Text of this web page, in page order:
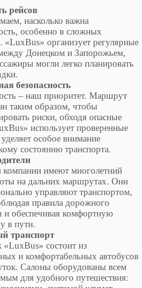
рейсов
насколько важна
особенно в сложных
«LuxBus» организует регулярные
Донецком и Запорожьем,
могли легко планировать
безопасность
– наш приоритет. Маршрут
таким образом, чтобы
риски, обходя опасные
использует проверенные
особое внимание
состоянию транспорта.
компании имеют многолетний
на дальних маршрутах. Они
управляют транспортом,
правила дорожного
и обеспечивая комфортную
в пути.
транспорт
«LuxBus» состоит из
и комфортабельных автобусов
Салоны оборудованы всем
для удобного путешествия: